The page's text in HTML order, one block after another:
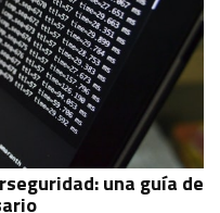
una guía de